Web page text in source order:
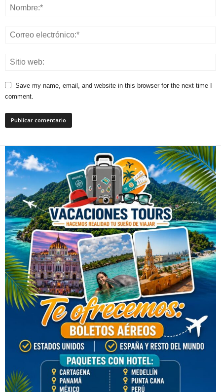
Save my name, email, and website in this browser for the next time I
comment.